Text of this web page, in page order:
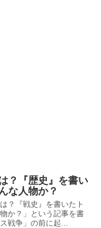
？『歴史』を書い
な人物か？
？『戦史』を書いたト
か？」という記事を書
戦争」の前に起...